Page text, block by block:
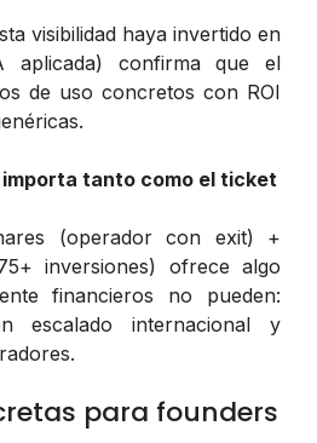
visibilidad haya invertido en
aplicada) confirma que el
de uso concretos con ROI
tanto como el ticket
(operador con exit) +
inversiones) ofrece algo
financieros no pueden:
escalado internacional y
para founders